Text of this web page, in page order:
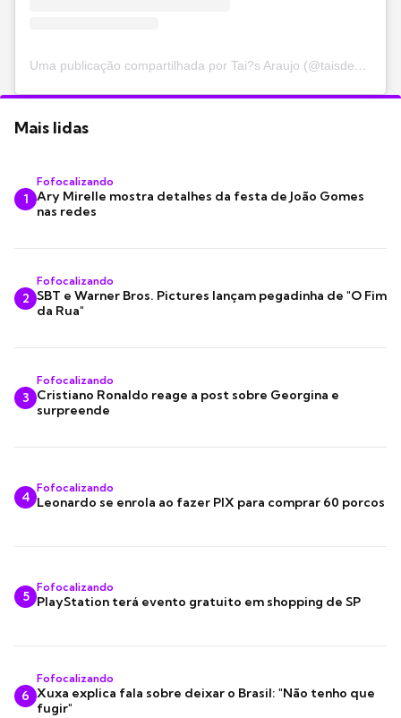
Uma publicação compartilhada por Tai?s Araujo (@taisdeverdade)
Mais lidas
1
Fofocalizando
Ary Mirelle mostra detalhes da festa de João Gomes
nas redes
2
Fofocalizando
SBT e Warner Bros. Pictures lançam pegadinha de "O Fim
da Rua"
3
Fofocalizando
Cristiano Ronaldo reage a post sobre Georgina e
surpreende
4
Fofocalizando
Leonardo se enrola ao fazer PIX para comprar 60 porcos
5
Fofocalizando
PlayStation terá evento gratuito em shopping de SP
6
Fofocalizando
Xuxa explica fala sobre deixar o Brasil: "Não tenho que
fugir"